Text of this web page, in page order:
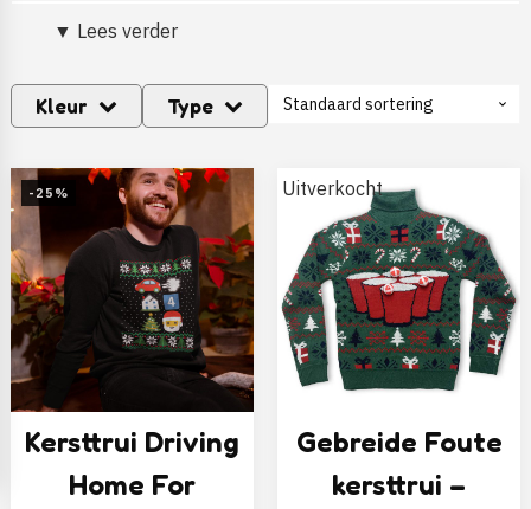
▼ Lees verder
Kleur Type
-25%
Kersttrui Driving
Home For
Uitverkocht
Gebreide Foute
kersttrui –